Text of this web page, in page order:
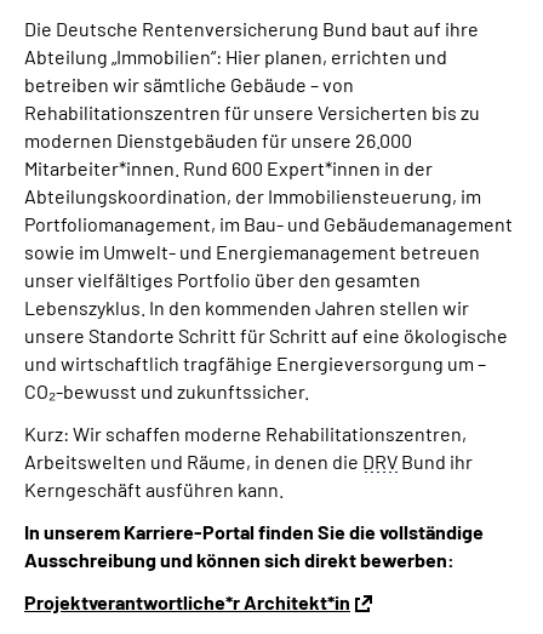
Die Deutsche Rentenversicherung Bund baut auf ihre
Abteilung „Immobilien“: Hier planen, errichten und
betreiben wir sämtliche Gebäude – von
Rehabilitationszentren für unsere Versicherten bis zu
modernen Dienstgebäuden für unsere 26.000
Mitarbeiter*innen. Rund 600 Expert*innen in der
Abteilungskoordination, der Immobiliensteuerung, im
Portfoliomanagement, im Bau- und Gebäudemanagement
sowie im Umwelt- und Energiemanagement betreuen
unser vielfältiges Portfolio über den gesamten
Lebenszyklus. In den kommenden Jahren stellen wir
unsere Standorte Schritt für Schritt auf eine ökologische
und wirtschaftlich tragfähige Energieversorgung um –
CO₂-bewusst und zukunftssicher.
Kurz: Wir schaffen moderne Rehabilitationszentren,
Arbeitswelten und Räume, in denen die DRV Bund ihr
Kerngeschäft ausführen kann.
In unserem Karriere-Portal finden Sie die vollständige
Ausschreibung und können sich direkt bewerben:
Projektverantwortliche*r Architekt*in